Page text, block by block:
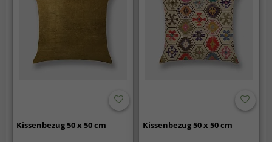
Kissenbezug 50 x 50 cm Kissenbezug 50 x 50 cm